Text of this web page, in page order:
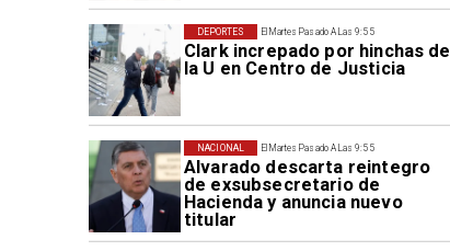
El Martes Pasado A Las 9:55
Clark increpado por hinchas de
la U en Centro de Justicia
DEPORTES
El Martes Pasado A Las 9:55
Alvarado descarta reintegro
de exsubsecretario de
Hacienda y anuncia nuevo
titular
NACIONAL